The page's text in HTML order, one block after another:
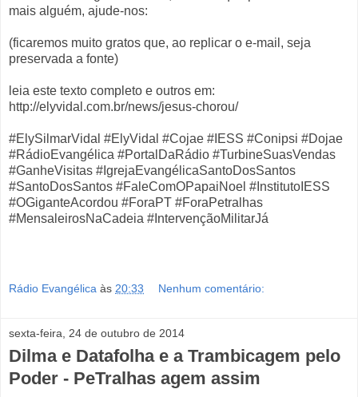
mais alguém, ajude-nos:
(ficaremos muito gratos que, ao replicar o e-mail, seja
preservada a fonte)
leia este texto completo e outros em:
http://elyvidal.com.br/news/jesus-chorou/
#ElySilmarVidal #ElyVidal #Cojae #IESS #Conipsi #Dojae
#RádioEvangélica #PortalDaRádio #TurbineSuasVendas
#GanheVisitas #IgrejaEvangélicaSantoDosSantos
#SantoDosSantos #FaleComOPapaiNoel #InstitutoIESS
#OGiganteAcordou #ForaPT #ForaPetralhas
#MensaleirosNaCadeia #IntervençãoMilitarJá
Rádio Evangélica às 20:33 Nenhum comentário:
sexta-feira, 24 de outubro de 2014
Dilma e Datafolha e a Trambicagem pelo
Poder - PeTralhas agem assim